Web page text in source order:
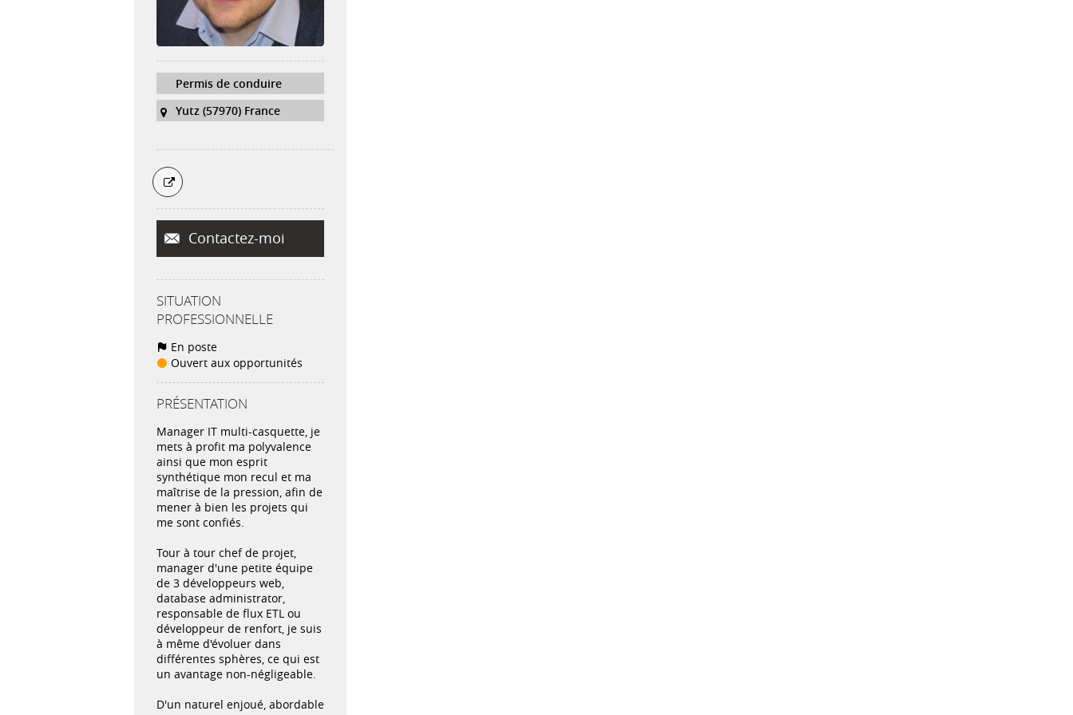
Permis de conduire
Yutz (57970) France
Contactez-moi
SITUATION
PROFESSIONNELLE
En poste
Ouvert aux opportunités
PRÉSENTATION
Manager IT multi-casquette, je
mets à profit ma polyvalence
ainsi que mon esprit
synthétique mon recul et ma
maîtrise de la pression, afin de
mener à bien les projets qui
me sont confiés.
Tour à tour chef de projet,
manager d'une petite équipe
de 3 développeurs web,
database administrator,
responsable de flux ETL ou
développeur de renfort, je suis
à même d'évoluer dans
différentes sphères, ce qui est
un avantage non-négligeable.
D'un naturel enjoué, abordable